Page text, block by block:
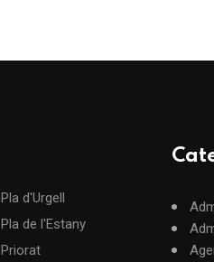
Pla d'Urgell
Pla de l'Estany
Priorat